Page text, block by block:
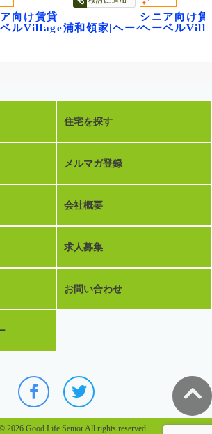
向け賃貸
ルVillage浦和領家|ヘーベルヴィレッ
シニア向け賃
ヘーベル
住宅を探す
メルマガ登録
会社概要
求人募集
お問い合わせ
2026 Good Life Senior All rights reserved.